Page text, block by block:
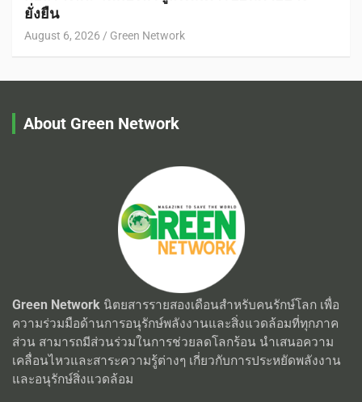
ยั่งยืน
August 6, 2026 Green Network
About Green Network
Green Network นิตยสารรายสองเดือนสำหรับคนรักษ์โลก เพื่อ
ความร่วมมือด้านการอนุรักษ์พลังงานและสิ่งแวดล้อมที่ทุกภาค
ส่วน สามารถมีส่วนร่วมในการช่วยลดโลกร้อน นำเสนอความ
เคลื่อนไหวและสาระความรู้ต่างๆ เกี่ยวกับการประหยัดพลังงาน
และอนุรักษ์สิ่งแวดล้อม